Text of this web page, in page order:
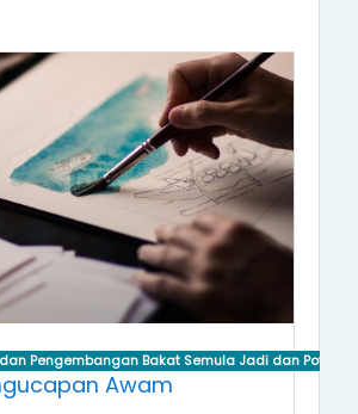
Pengembangan Bakat Semula Jadi dan Potensi
Awam